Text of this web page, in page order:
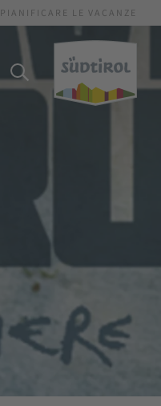
PIANIFICARE LE VACANZE